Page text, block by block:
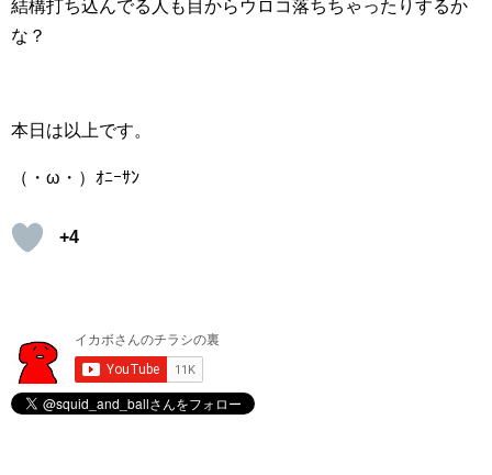
結構打ち込んでる人も目からウロコ落ちちゃったりするか
な？
本日は以上です。
（・ω・）ｵﾆｰｻﾝ
+4